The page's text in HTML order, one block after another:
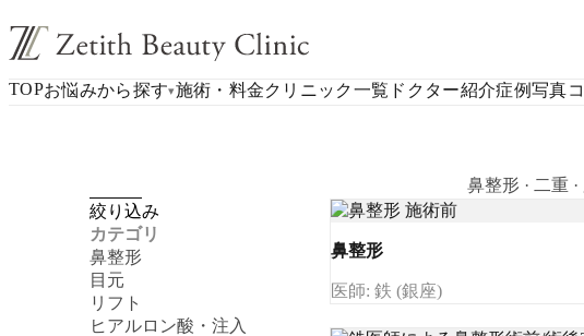
TOPお悩みから探す▾施術・料金クリニック一覧 ドクター紹介症例写真
鼻整形 · 二重
絞り込み
カテゴリ
鼻整形
目元
リフト
ヒアルロン酸・注入
鼻整形
医師: 鉄 (銀座)